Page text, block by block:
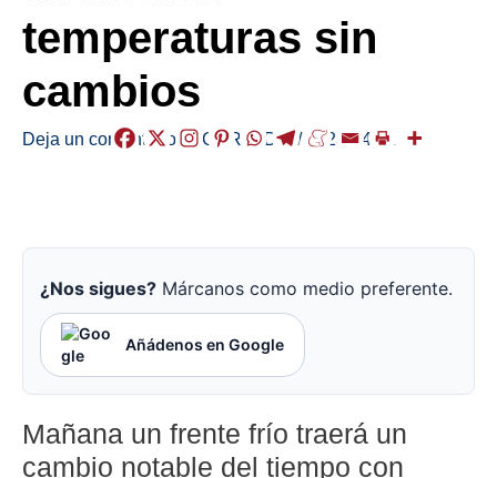
temperaturas sin
cambios
Deja un comentario /EGURALDIA/ 2023-04-11
¿Nos sigues? Márcanos como medio preferente.
Añádenos en Google
Mañana un frente frío traerá un
cambio notable del tiempo con